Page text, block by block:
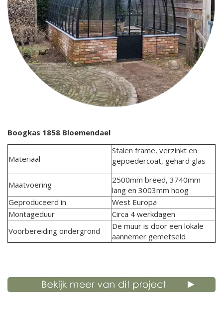
Boogkas 1858 Bloemendael
Materiaal
Stalen frame, verzinkt en
gepoedercoat, gehard glas
Maatvoering
2500mm breed, 3740mm
lang en 3003mm hoog
Geproduceerd in
West Europa
Montageduur
Circa 4 werkdagen
Voorbereiding ondergrond
De muur is door een lokale
aannemer gemetseld